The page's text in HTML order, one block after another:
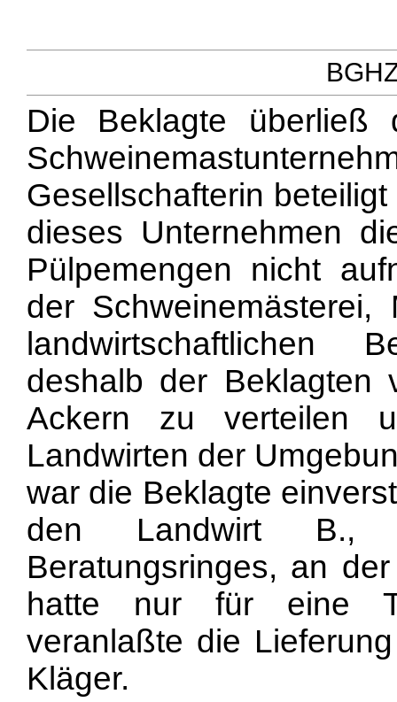
Die Beklagte überließ
Gesellschafterin
dieses Unternehmen
Pülpemengen nicht
der
landwirtschaftlichen
deshalb der Beklagten
Ackern zu verteilen
Landwirten der
war die Beklagte
den Landwirt B.,
Beratungsringes, an
hatte nur für eine
veranlaßte die
Kläger.